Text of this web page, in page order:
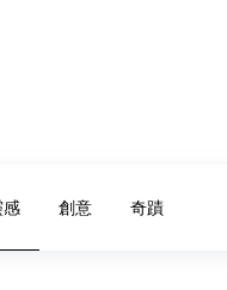
感 創意 奇蹟